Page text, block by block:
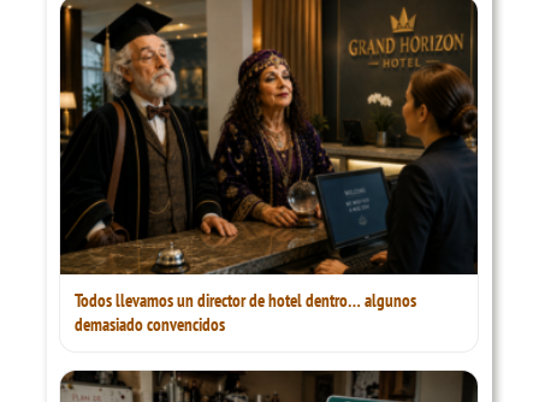
Todos llevamos un director de hotel dentro… algunos
demasiado convencidos